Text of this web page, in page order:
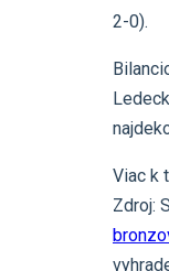
2-0).
Viac k
Zdroj: